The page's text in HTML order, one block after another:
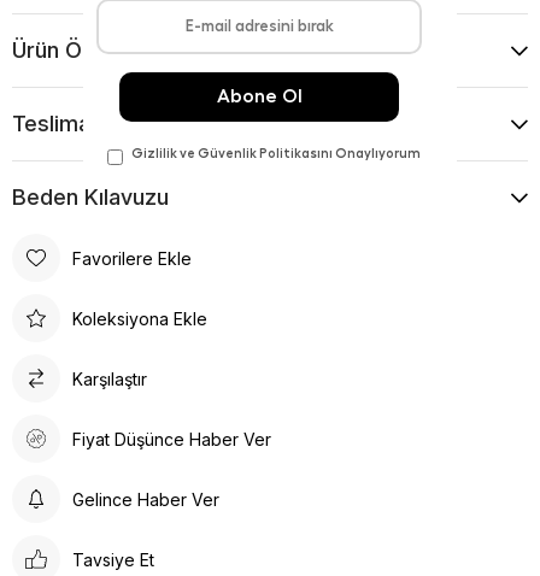
Ürün Önerileri
Teslimat Ve İade Koşulları
Beden Kılavuzu
Favorilere Ekle
Koleksiyona Ekle
Karşılaştır
Fiyat Düşünce Haber Ver
Gelince Haber Ver
Tavsiye Et